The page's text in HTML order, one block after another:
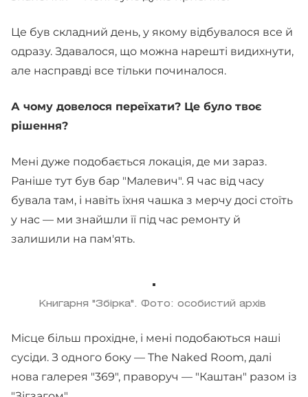
Це був складний день, у якому відбувалося все й
одразу. Здавалося, що можна нарешті видихнути,
але насправді все тільки починалося.
А чому довелося переїхати? Це було твоє
рішення?
Мені дуже подобається локація, де ми зараз.
Раніше тут був бар "Малевич". Я час від часу
бувала там, і навіть їхня чашка з мерчу досі стоїть
у нас — ми знайшли її під час ремонту й
залишили на пам'ять.
Книгарня "Збірка". Фото: особистий архів
Місце більш прохідне, і мені подобаються наші
сусіди. З одного боку — The Naked Room, далі
нова галерея "369", праворуч — "Каштан" разом із